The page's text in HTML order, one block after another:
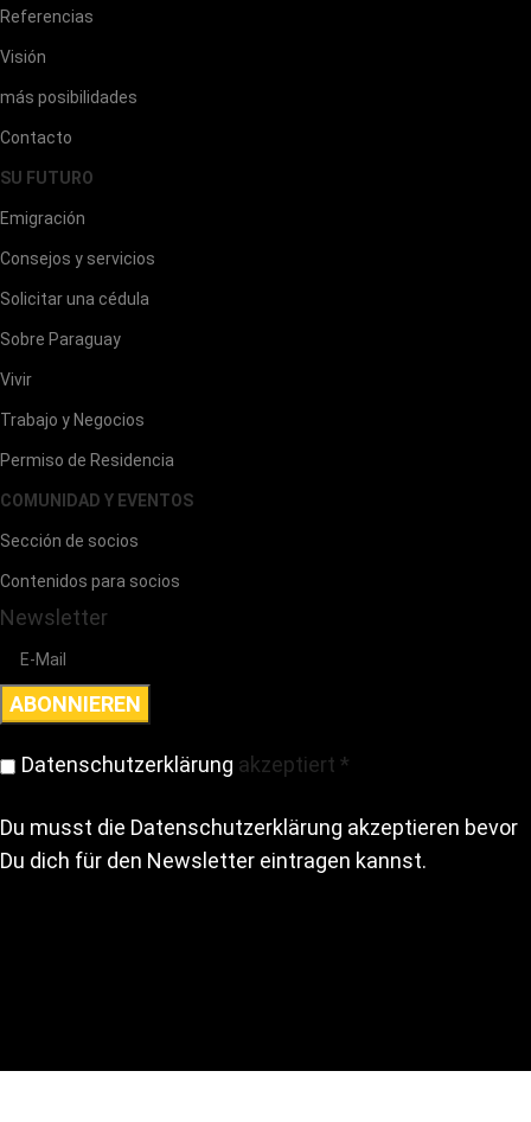
Referencias
Visión
más posibilidades
Contacto
SU FUTURO
Emigración
Consejos y servicios
Solicitar una cédula
Sobre Paraguay
Vivir
Trabajo y Negocios
Permiso de Residencia
COMUNIDAD Y EVENTOS
Sección de socios
Contenidos para socios
Newsletter
Datenschutzerklärung akzeptiert *
Du musst die Datenschutzerklärung akzeptieren bevor
Du dich für den Newsletter eintragen kannst.